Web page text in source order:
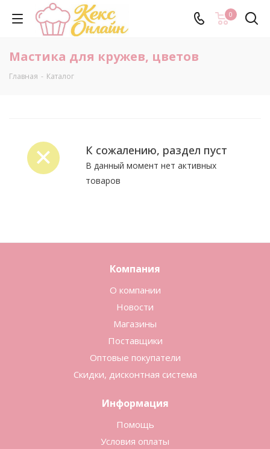
0
Мастика для кружев, цветов
Главная - Каталог
К сожалению, раздел пуст
В данный момент нет активных
товаров
Компания
О компании
Новости
Магазины
Поставщики
Оптовые покупатели
Скидки, дисконтная система
Информация
Помощь
Условия оплаты